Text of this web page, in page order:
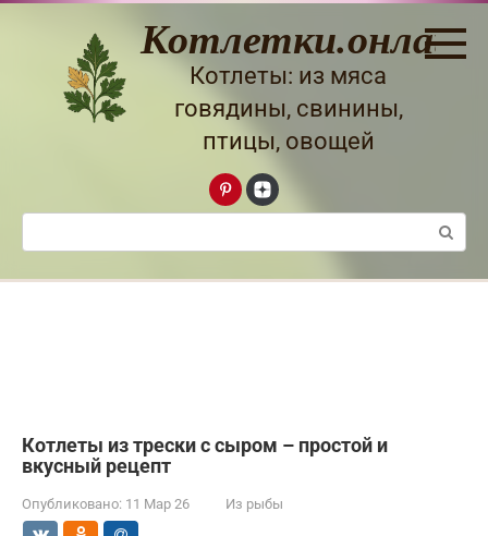
Перейти
Котлетки.онлайн
Котлеты: из мяса
говядины, свинины,
птицы, овощей
Поиск:
Котлеты из трески с сыром – простой и
вкусный рецепт
Опубликовано: 11 Мар 26 Из рыбы